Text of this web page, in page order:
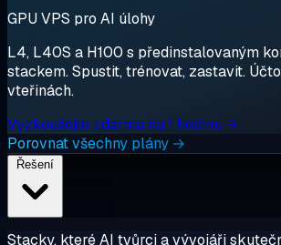
GPU VPS pro AI úlohy
L4, L40S a H100 s předinstalovaným
stackem. Spustit, trénovat, zastavit.
vteřinách.
Vyzkoušejte zdarma na 1 hodinu →
Porovnat všechny plány →
Stacky, které AI tvůrci a vývojáři